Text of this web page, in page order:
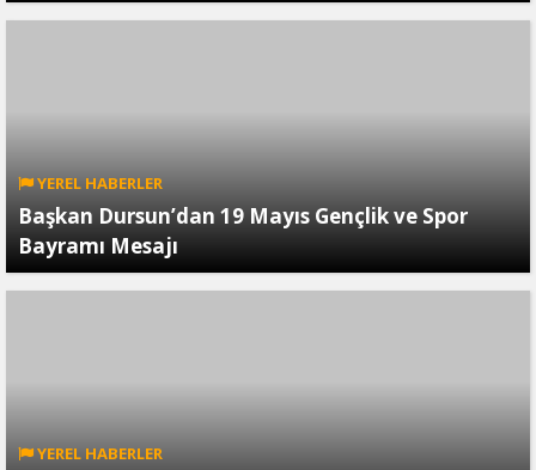
YEREL HABERLER
Başkan Dursun’dan 19 Mayıs Gençlik ve Spor
Bayramı Mesajı
YEREL HABERLER